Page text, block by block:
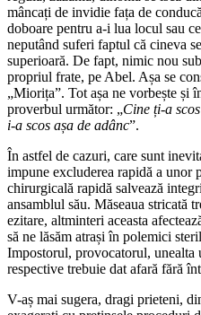
mâncați de invidie fața de
doboare pentru a-i lua locul sau
neputând suferi faptul că cineva
superioară. De fapt, nimic nou
propriul frate, pe Abel. Așa se
„Miorița”. Tot așa ne vorbește și
proverbul următor: „Cine ți-a
i-a scos așa de adânc”.
În astfel de cazuri, care sunt
impune excluderea rapidă a unor
chirurgicală rapidă salvează
ansamblul său. Măseaua stricată
ezitare, altminteri aceasta
să ne lăsăm atrași în polemici
Impostorul, provocatorul,
respective trebuie dat afară fără
V-aș mai sugera, dragi prieteni,